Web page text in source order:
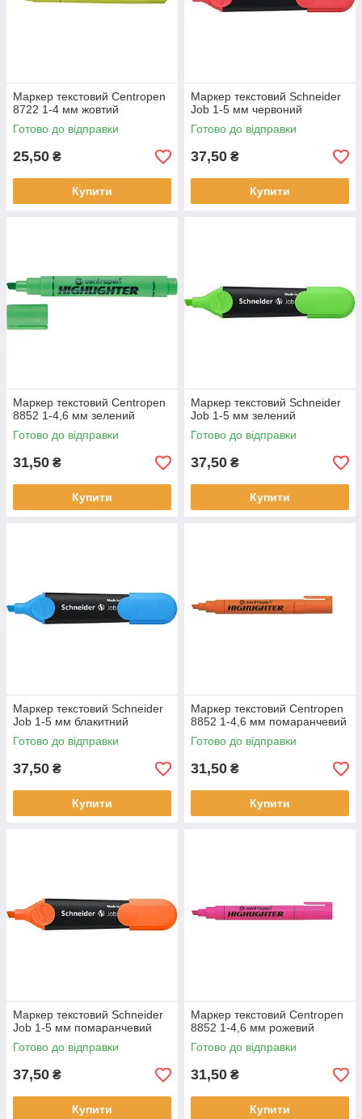
Маркер текстовий Centropen
8722 1-4 мм жовтий
Готово до відправки
25,50 ₴
Купити
Маркер текстовий Schneider
Job 1-5 мм червоний
Готово до відправки
37,50 ₴
Купити
Маркер текстовий Centropen
8852 1-4,6 мм зелений
Готово до відправки
31,50 ₴
Купити
Маркер текстовий Schneider
Job 1-5 мм зелений
Готово до відправки
37,50 ₴
Купити
Маркер текстовий Schneider
Job 1-5 мм блакитний
Готово до відправки
37,50 ₴
Купити
Маркер текстовий Centropen
8852 1-4,6 мм помаранчевий
Готово до відправки
31,50 ₴
Купити
Маркер текстовий Schneider
Job 1-5 мм помаранчевий
Готово до відправки
37,50 ₴
Купити
Маркер текстовий Centropen
8852 1-4,6 мм рожевий
Готово до відправки
31,50 ₴
Купити